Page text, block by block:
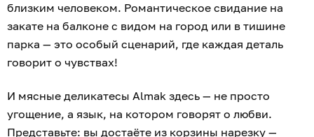
близким человеком. Романтическое свидание на
закате на балконе с видом на город или в тишине
парка — это особый сценарий, где каждая деталь
говорит о чувствах!
И мясные деликатесы Almak здесь — не просто
угощение, а язык, на котором говорят о любви.
Представьте: вы достаёте из корзины нарезку —